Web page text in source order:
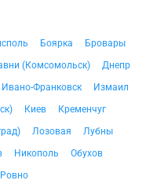
Боярка
Бровары
(Комсомольск)
Днепр
Ивано-Франковск
Измаил
Киев
Кременчуг
Лозовая
Лубны
Никополь
Обухов
Ровно